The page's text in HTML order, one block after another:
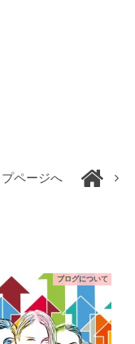
プページへ
ブログについて